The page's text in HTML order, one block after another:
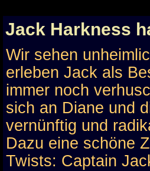
Jack Harkness
Wir sehen
erleben Jack als
immer noch
sich an Diane und
vernünftig und
Dazu eine schöne
Twists: Captain